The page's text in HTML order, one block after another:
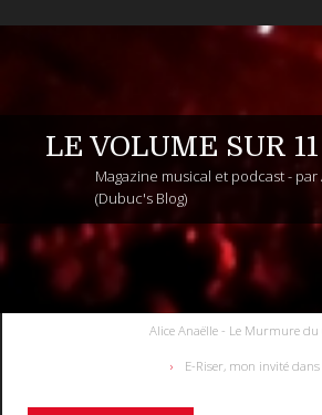
LE VOLUME SUR 11
Magazine musical et podcast -
(Dubuc's Blog)
Alice Anaëlle - Le Murmure du
E-Riser, mon invité